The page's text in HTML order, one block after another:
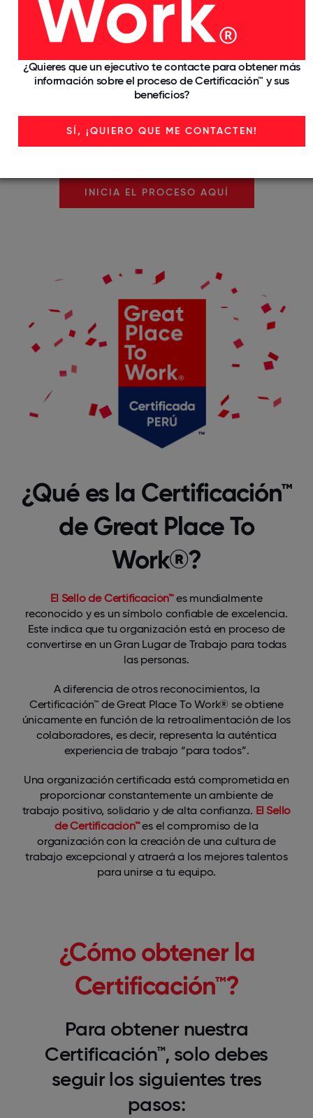
¿Quieres que un ejecutivo te contacte para obtener más
información sobre el proceso de Certificación™ y sus
beneficios?
SÍ, ¡QUIERO QUE ME CONTACTEN!
Certificación™
Toda organización puede ser un gran lugar de
trabajo. El primer paso es obtener la Certificación™ de
Great Place To Work®.
Cada año reconocemos a miles de organizaciones y
validamos la experiencia de los colaboradores a
INICIA EL PROCESO AQUÍ
¿Qué es la Certificación™
de Great Place To
Work®?
El Sello de Certificación™es mundialmente
reconocido y es un símbolo confiable de excelencia.
Este indica que tu organización está en proceso de
convertirse en un Gran Lugar de Trabajo para todas
las personas.
A diferencia de otros reconocimientos, la
Certificación™ de Great Place To Work® se obtiene
únicamente en función de la retroalimentación de los
colaboradores, es decir, representa la auténtica
experiencia de trabajo “para todos”.
Una organización certificada está comprometida en
proporcionar constantemente un ambiente de
trabajo positivo, solidario y de alta confianza. El Sello
de Certificación™es el compromiso de la
organización con la creación de una cultura de
trabajo excepcional y atraerá a los mejores talentos
para unirse a tu equipo.
¿Cómo obtener la
Certificación™?
Para obtener nuestra
Certificación™, solo debes
seguir los siguientes tres
pasos: